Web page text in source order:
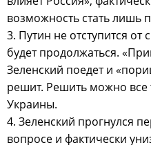
возможность стать лишь
3. Путин не отступится
будет продолжаться.
Зеленский поедет и
решит. Решить можно все
Украины.
4. Зеленский прогнулся
вопросе и фактически